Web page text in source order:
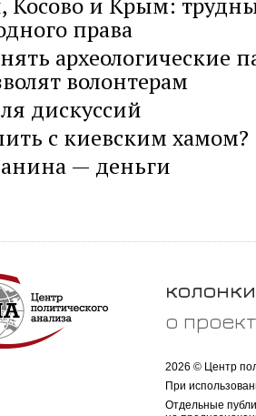
права
археологические
волонтерам
дискуссий
с киевским хамом?
— деньги
колонки
о
2026 © Центр
При
Отдельные